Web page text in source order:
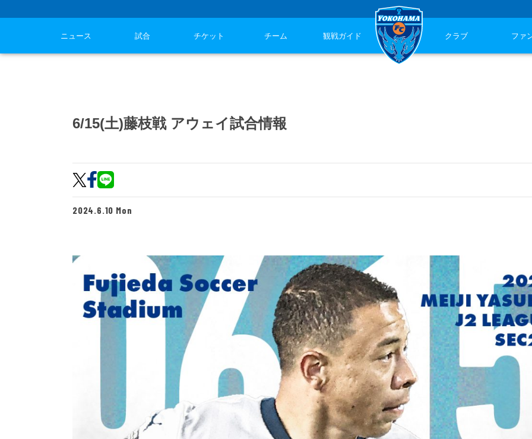
ニュース 試合 チケット チーム 観戦ガイド クラブ ファ
6/15(土)藤枝戦 アウェイ試合情報
2024.6.10 Mon